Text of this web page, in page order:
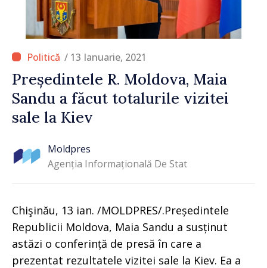
/ 13 Ianuarie, 2021
Președintele R. Moldova, Maia
Sandu a făcut totalurile vizitei
sale la Kiev
Moldpres
Agenția Informațională De Stat
Chişinău, 13 ian. /MOLDPRES/.Președintele
Republicii Moldova, Maia Sandu a susținut
astăzi o conferință de presă în care a
prezentat rezultatele vizitei sale la Kiev. Ea a